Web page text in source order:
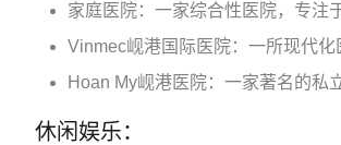
家庭医院：一家综合性医院，专注
Vinmec岘港国际医院：一所现代化
Hoan My岘港医院：一家著名的私
休闲娱乐：